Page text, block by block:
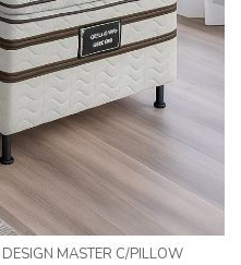
MASTER C/PILLOW